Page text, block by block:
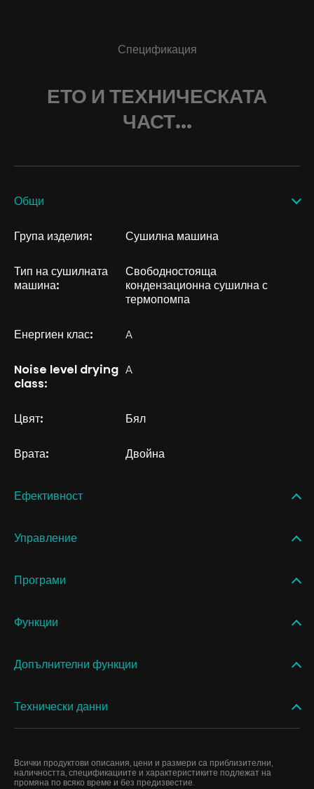
Спецификация
ЕТО И ТЕХНИЧЕСКАТА
ЧАСТ...
Общи
Група изделия: Сушилна машина
Тип на сушилната
машина:
Свободностояща
кондензационна сушилна с
термопомпа
Енергиен клас: A
Noise level drying
class:
A
Цвят: Бял
Врата: Двойна
Ефективност
Управление
Програми
Функции
Допълнителни функции
Технически данни
Всички продуктови описания, цени и размери са приблизителни,
наличността, спецификациите и характеристиките подлежат на
промяна по всяко време и без предизвестие.